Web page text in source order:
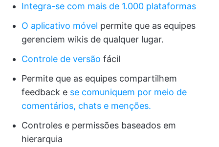
Integra-se com mais de 1.000 plataformas
O aplicativo móvel permite que as equipes
gerenciem wikis de qualquer lugar.
Controle de versão fácil
Permite que as equipes compartilhem
feedback e se comuniquem por meio de
comentários, chats e menções.
Controles e permissões baseados em
hierarquia